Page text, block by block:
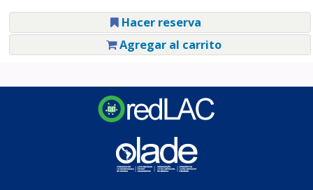
Hacer reserva
Agregar al carrito